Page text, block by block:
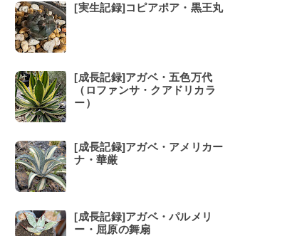
[実生記録]コピアポア・黒王丸
[成長記録]アガベ・五色万代
（ロファンサ・クアドリカラ
ー）
[成長記録]アガベ・アメリカー
ナ・華厳
[成長記録]アガベ・パルメリ
ー・屈原の舞扇